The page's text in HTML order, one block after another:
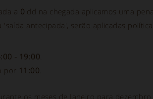
a 0 dd na chegada aplicamos uma
'saída antecipada', serão aplicadas
- 19:00.
por 11:00.
os meses de Janeiro para dezembro -